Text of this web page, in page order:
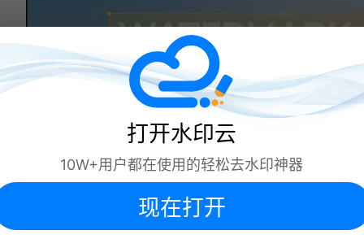
三、Watermark Remover.io
打开水印云
10W+用户都在使用的轻松去水印神器
现在打开